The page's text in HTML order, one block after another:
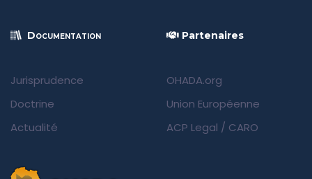
Documentation
Jurisprudence
Doctrine
Actualité
Partenaires
OHADA.org
Union Européenne
ACP Legal / CARO